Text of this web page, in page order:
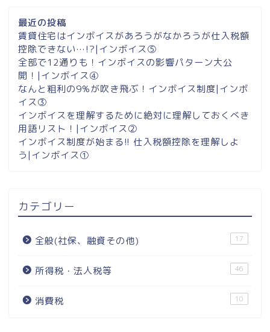
最近の投稿
賃貸住宅はインボイスがあろうがなかろうが仕入税額
控除できない…!?|インボイス⑤
全部で12通りも！インボイスの影響パターン大公
開！|インボイス④
なんと粗利の9%が吹き飛ぶ！インボイス制度|インボ
イス③
インボイスを理解するために絶対に理解しておくべき
用語リスト！|インボイス②
インボイス制度が始まる!! 仕入税額控除を理解しよ
う|インボイス①
カテゴリー
全般(社保、融資その他) 17
所得税・法人税等 46
消費税 10